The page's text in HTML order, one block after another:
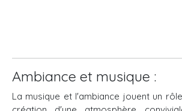
Ambiance et musique :
La musique et l'ambiance jouent un